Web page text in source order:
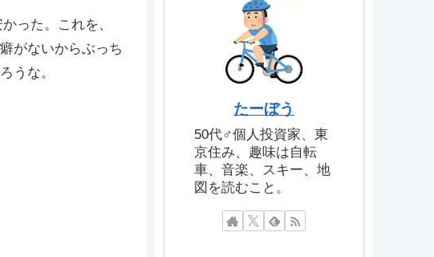
った。これを、
がないからぶっち
うな。
たーぼう
50代♂個人投資家、東
京住み、趣味は自転
車、音楽、スキー、地
図を読むこと。